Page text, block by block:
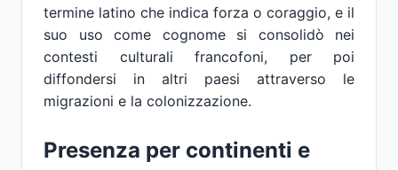
termine latino che indica forza o coraggio, e il
suo uso come cognome si consolidò nei
contesti culturali francofoni, per poi
diffondersi in altri paesi attraverso le
migrazioni e la colonizzazione.
Presenza per continenti e